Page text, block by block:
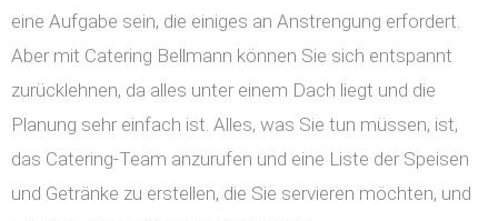
eine Aufgabe sein, die einiges an Anstrengung erfordert.
Aber mit Catering Bellmann können Sie sich entspannt
zurücklehnen, da alles unter einem Dach liegt und die
Planung sehr einfach ist. Alles, was Sie tun müssen, ist,
das Catering-Team anzurufen und eine Liste der Speisen
und Getränke zu erstellen, die Sie servieren möchten, und